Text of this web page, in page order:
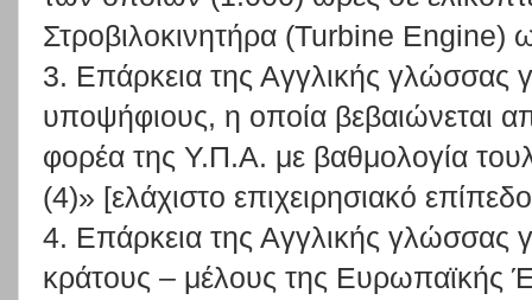
Στροβιλοκινητήρα (Turbine Engine)
3. Επάρκεια της Αγγλικής γλώσσας
υποψήφιους, η οποία βεβαιώνεται
φορέα της Υ.Π.Α. με βαθμολογία
(4)» [ελάχιστο επιχειρησιακό
4. Επάρκεια της Αγγλικής γλώσσας
κράτους – μέλους της Ευρωπαϊκής